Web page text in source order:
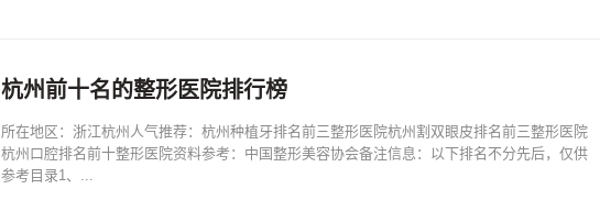
浙江整形排名
杭州前十名的整形医院排行榜
所在地区：浙江杭州人气推荐：杭州种植牙排名前三整形医院杭州割双眼皮排名前三整形医院
杭州口腔排名前十整形医院资料参考：中国整形美容协会备注信息：以下排名不分先后，仅供
参考目录1、...